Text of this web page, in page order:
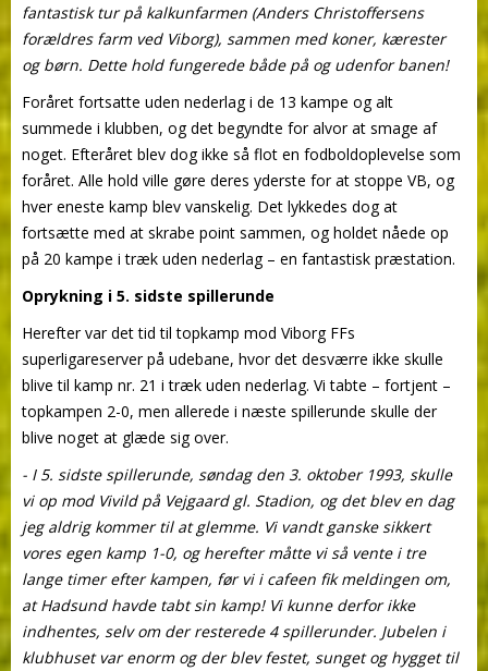
fantastisk tur på kalkunfarmen (Anders Christoffersens
forældres farm ved Viborg), sammen med koner, kærester
og børn. Dette hold fungerede både på og udenfor banen!
Foråret fortsatte uden nederlag i de 13 kampe og alt
summede i klubben, og det begyndte for alvor at smage af
noget. Efteråret blev dog ikke så flot en fodboldoplevelse som
foråret. Alle hold ville gøre deres yderste for at stoppe VB, og
hver eneste kamp blev vanskelig. Det lykkedes dog at
fortsætte med at skrabe point sammen, og holdet nåede op
på 20 kampe i træk uden nederlag – en fantastisk præstation.
Oprykning i 5. sidste spillerunde
Herefter var det tid til topkamp mod Viborg FFs
superligareserver på udebane, hvor det desværre ikke skulle
blive til kamp nr. 21 i træk uden nederlag. Vi tabte – fortjent –
topkampen 2-0, men allerede i næste spillerunde skulle der
blive noget at glæde sig over.
- I 5. sidste spillerunde, søndag den 3. oktober 1993, skulle
vi op mod Vivild på Vejgaard gl. Stadion, og det blev en dag
jeg aldrig kommer til at glemme. Vi vandt ganske sikkert
vores egen kamp 1-0, og herefter måtte vi så vente i tre
lange timer efter kampen, før vi i cafeen fik meldingen om,
at Hadsund havde tabt sin kamp! Vi kunne derfor ikke
indhentes, selv om der resterede 4 spillerunder. Jubelen i
klubhuset var enorm og der blev festet, sunget og hygget til